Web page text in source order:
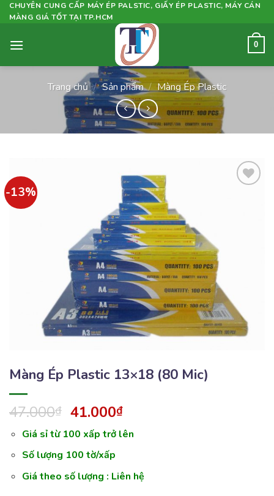
SkipCHUYÊN CUNG CẤP MÁY ÉP PALSTIC, GIẤY ÉP PLASTIC, MÁY CÁN
MÀNG GIÁ TỐT TẠI TP.HCM
0
Trang chủ / Sản phẩm / Màng Ép Plastic
-13%
Màng Ép Plastic 13×18 (80 Mic)
47.000₫ 41.000₫
Giá sỉ từ 100 xấp trở lên
Số lượng 100 tờ/xấp
Giá theo số lượng : Liên hệ